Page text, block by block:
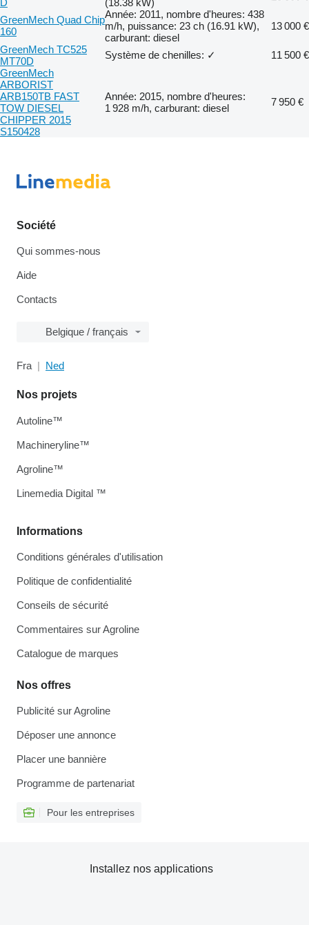
GreenMech Quad Chip
160
Année: 2011, nombre d'heures: 438
m/h, puissance: 23 ch (16.91 kW),
carburant: diesel
13 000 €
GreenMech TC525
MT70D
Système de chenilles: ✓
11 500 €
GreenMech
ARBORIST
ARB150TB FAST
TOW DIESEL
CHIPPER 2015
S150428
Année: 2015, nombre d'heures:
1 928 m/h, carburant: diesel
7 950 €
Société
Qui sommes-nous
Aide
Contacts
Belgique / français
Fra Ned
Informations
Conditions générales d'utilisation
Politique de confidentialité
Conseils de sécurité
Commentaires sur Agroline
Catalogue de marques
Nos offres
Publicité sur Agroline
Déposer une annonce
Placer une bannière
Programme de partenariat
Pour les entreprises
Nos projets
Autoline™
Machineryline™
Agroline™
Linemedia Digital ™
Installez nos applications